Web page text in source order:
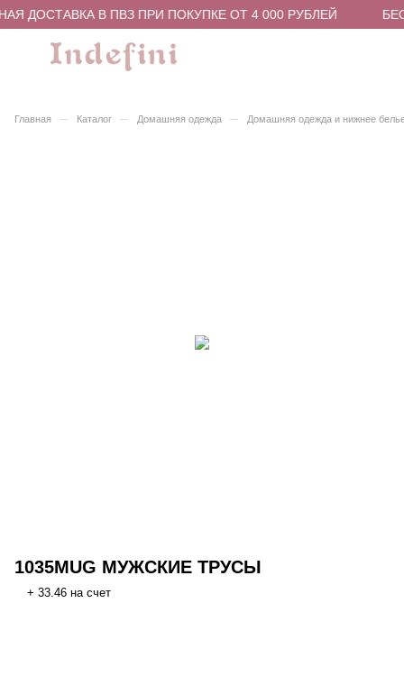
ДОСТАВКА В ПВЗ ПРИ ПОКУПКЕ ОТ 4 000 РУБЛЕЙ
Главная – Каталог – Домашняя одежда – Домашняя одежда и нижнее
1035MUG МУЖСКИЕ ТРУСЫ
+ 33.46 на счет